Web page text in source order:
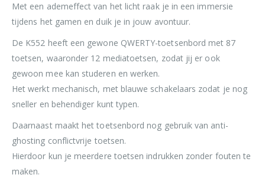
Met een ademeffect van het licht raak je in een immersie
tijdens het gamen en duik je in jouw avontuur.
De K552 heeft een gewone QWERTY-toetsenbord met 87
toetsen, waaronder 12 mediatoetsen, zodat jij er ook
gewoon mee kan studeren en werken.
Het werkt mechanisch, met blauwe schakelaars zodat je nog
sneller en behendiger kunt typen.
Daarnaast maakt het toetsenbord nog gebruik van anti-
ghosting conflictvrije toetsen.
Hierdoor kun je meerdere toetsen indrukken zonder fouten te
maken.